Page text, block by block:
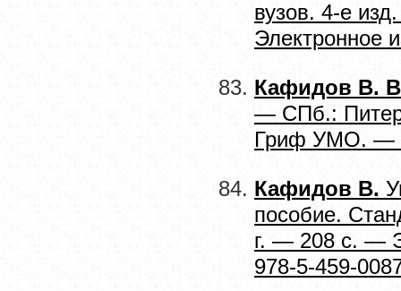
вузов. 4-е
Электронное
Кафидов В.
— СПб.:
Гриф УМО. —
Кафидов В.
пособие.
г. — 208 с. —
978-5-459-